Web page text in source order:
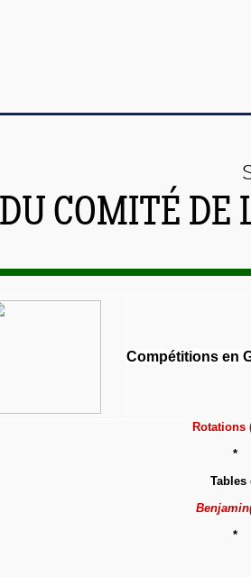
DU COMITÉ
Compétitions en
Rotations
*
*